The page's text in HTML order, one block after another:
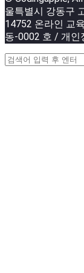
울특별시 강동구
14752 온라인 교
동-0002 호 / 개인